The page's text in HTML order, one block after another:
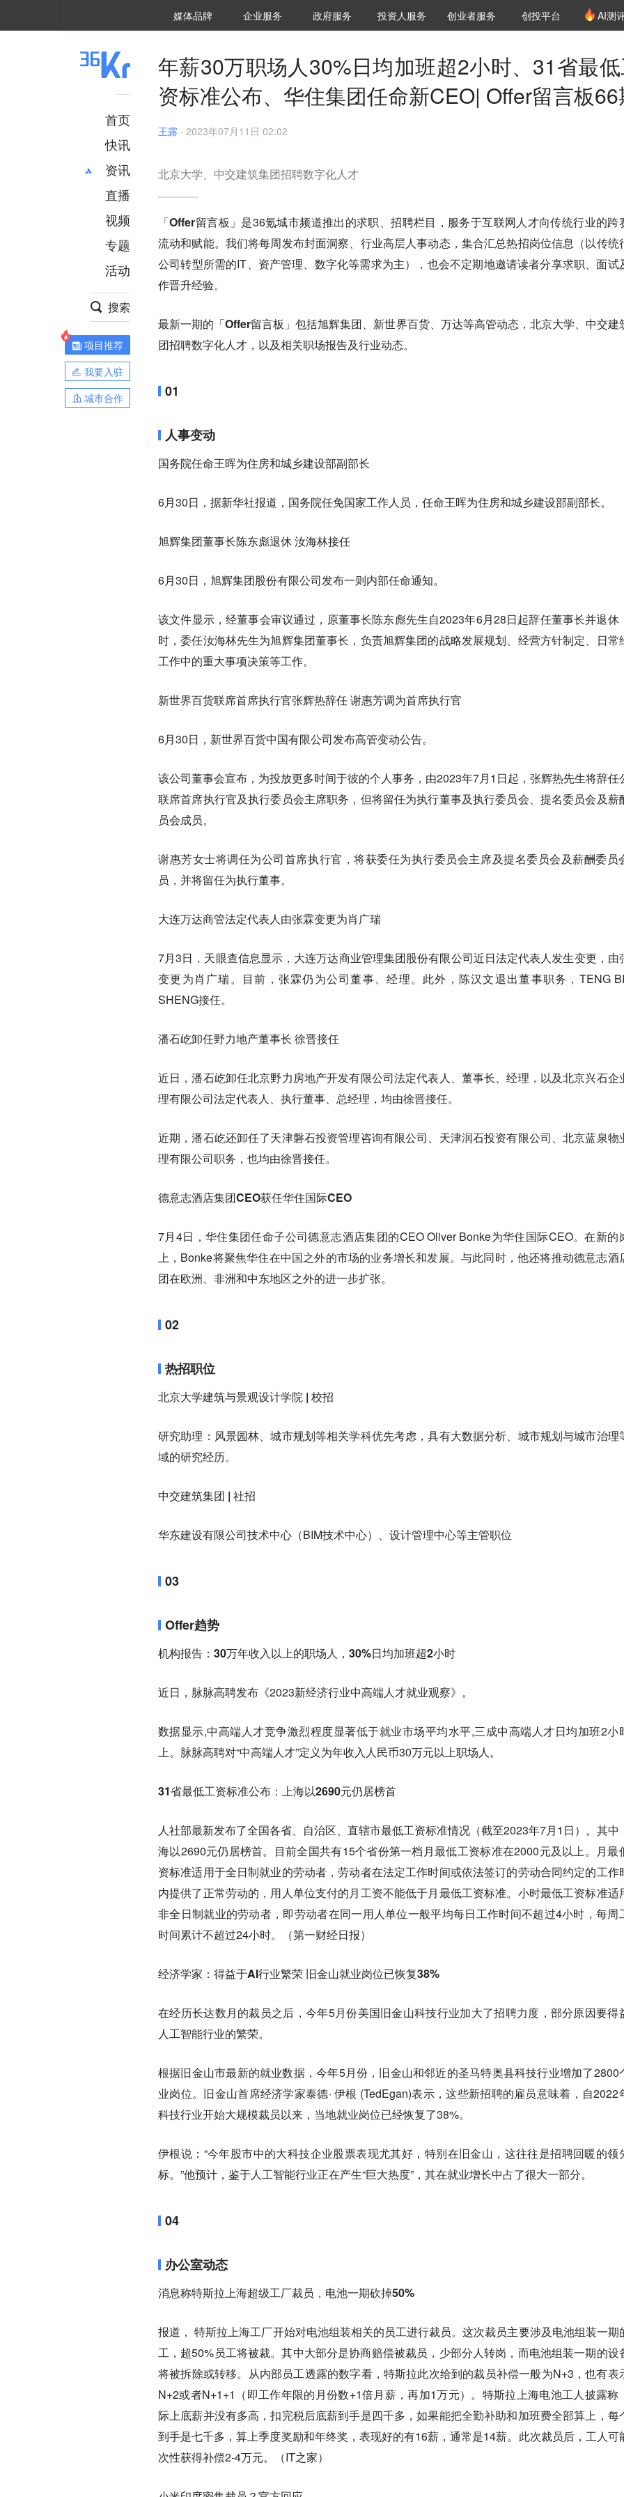
媒体品牌 36Kr研究院
企业服务 城市之窗
政府服务 VClub投资机构库
投资机构职位推介
投资人服务 创投氪堂
创业者服务 创投平台 AI测
首页
快讯
资讯
推荐
财经
项目推荐
安徽
直播
视频
专题
活动
搜索
项目推荐
我要入驻
城市合作
年薪30万职场人30%日均加班超2小时、31省最
资标准公布、华住集团任命新CEO| Offer留言板66
王露 · 2023年07月11日 02:02
北京大学、中交建筑集团招聘数字化人才
「Offer留言板」 是36氪城市频道推出的求职、招聘栏目，服务于互联网人才向传统行业的跨
流动和赋能。我们将每周发布封面洞察、行业高层人事动态，集合汇总热招岗位信息（以传统
公司转型所需的IT、资产管理、数字化等需求为主），也会不定期地邀请读者分享求职、面试
作晋升经验。
最新一期的 「Offer留言板」包括旭辉集团、新世界百货、万达等高管动态， 北京大学、中交建
团招聘数字化人才，以及相关职场报告及行业动态。
01
人事变动
国务院任命王晖为住房和城乡建设部副部长
6月30日，据新华社报道，国务院任免国家工作人员，任命王晖为住房和城乡建设部副部长。
旭辉集团董事长陈东彪退休 汝海林接任
6月30日，旭辉集团股份有限公司发布一则内部任命通知。
该文件显示，经董事会审议通过，原董事长陈东彪先生自2023年6月28日起辞任董事长并退休
时，委任汝海林先生为旭辉集团董事长，负责旭辉集团的战略发展规划、经营方针制定、日常
工作中的重大事项决策等工作。
新世界百货联席首席执行官张辉热辞任 谢惠芳调为首席执行官
6月30日，新世界百货中国有限公司发布高管变动公告。
该公司董事会宣布，为投放更多时间于彼的个人事务，由2023年7月1日起，张辉热先生将辞任
联席首席执行官及执行委员会主席职务，但将留任为执行董事及执行委员会、提名委员会及薪
员会成员。
谢惠芳女士将调任为公司首席执行官，将获委任为执行委员会主席及提名委员会及薪酬委员
员，并将留任为执行董事。
大连万达商管法定代表人由张霖变更为肖广瑞
7月3日，天眼查信息显示，大连万达商业管理集团股份有限公司近日法定代表人发生变更，由
变更为肖广瑞。目前，张霖仍为公司董事、经理。此外，陈汉文退出董事职务，TENG
SHENG接任。
潘石屹卸任野力地产董事长 徐晋接任
近日，潘石屹卸任北京野力房地产开发有限公司法定代表人、董事长、经理，以及北京兴石企
理有限公司法定代表人、执行董事、总经理，均由徐晋接任。
近期，潘石屹还卸任了天津磐石投资管理咨询有限公司、天津润石投资有限公司、北京蓝泉物
理有限公司职务，也均由徐晋接任。
德意志酒店集团CEO获任华住国际CEO
7月4日，华住集团任命子公司德意志酒店集团的CEO Oliver Bonke为华住国际CEO。在新的
上，Bonke将聚焦华住在中国之外的市场的业务增长和发展。与此同时，他还将推动德意志酒
团在欧洲、非洲和中东地区之外的进一步扩张。
02
热招职位
北京大学建筑与景观设计学院 | 校招
研究助理：风景园林、城市规划等相关学科优先考虑，具有大数据分析、城市规划与城市治理
域的研究经历。
中交建筑集团 | 社招
华东建设有限公司技术中心（BIM技术中心）、设计管理中心等主管职位
03
Offer趋势
机构报告：30万年收入以上的职场人，30%日均加班超2小时
近日，脉脉高聘发布《2023新经济行业中高端人才就业观察》。
数据显示,中高端人才竞争激烈程度显著低于就业市场平均水平,三成中高端人才日均加班2小
上。脉脉高聘对“中高端人才”定义为年收入人民币30万元以上职场人。
31省最低工资标准公布：上海以2690元仍居榜首
人社部最新发布了全国各省、自治区、直辖市最低工资标准情况（截至2023年7月1日）。其中
海以2690元仍居榜首。目前全国共有15个省份第一档月最低工资标准在2000元及以上。月最
资标准适用于全日制就业的劳动者，劳动者在法定工作时间或依法签订的劳动合同约定的工作
内提供了正常劳动的，用人单位支付的月工资不能低于月最低工资标准。小时最低工资标准适
非全日制就业的劳动者，即劳动者在同一用人单位一般平均每日工作时间不超过4小时，每周
时间累计不超过24小时。（第一财经日报）
经济学家：得益于AI行业繁荣 旧金山就业岗位已恢复38%
在经历长达数月的裁员之后，今年5月份美国旧金山科技行业加大了招聘力度，部分原因要得
人工智能行业的繁荣。
根据旧金山市最新的就业数据，今年5月份，旧金山和邻近的圣马特奥县科技行业增加了2800
业岗位。旧金山首席经济学家泰德· 伊根 (TedEgan)表示，这些新招聘的雇员意味着，自2022
科技行业开始大规模裁员以来，当地就业岗位已经恢复了38%。
伊根说：“今年股市中的大科技企业股票表现尤其好，特别在旧金山，这往往是招聘回暖的领
标。”他预计，鉴于人工智能行业正在产生“巨大热度”，其在就业增长中占了很大一部分。
04
办公室动态
消息称特斯拉上海超级工厂裁员，电池一期砍掉50%
报道， 特斯拉上海工厂开始对电池组装相关的员工进行裁员。这次裁员主要涉及电池组装一期
工，超50%员工将被裁。其中大部分是协商赔偿被裁员，少部分人转岗，而电池组装一期的设
将被拆除或转移。从内部员工透露的数字看，特斯拉此次给到的裁员补偿一般为N+3，也有表
N+2或者N+1+1（即工作年限的月份数+1倍月薪，再加1万元）。特斯拉上海电池工人披露称
际上底薪并没有多高，扣完税后底薪到手是四千多，如果能把全勤补助和加班费全部算上，每
到手是七千多，算上季度奖励和年终奖，表现好的有16薪，通常是14薪。此次裁员后，工人可
次性获得补偿2-4万元。（IT之家）